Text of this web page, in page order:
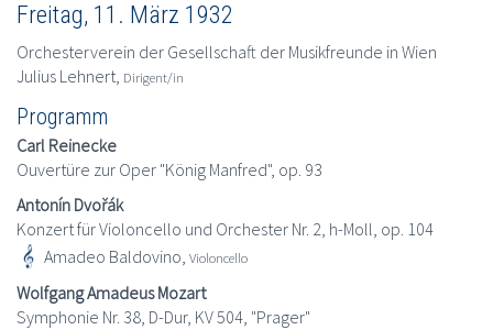
Freitag, 11. März 1932
Orchesterverein der Gesellschaft der Musikfreunde in Wien
Julius Lehnert, Dirigent/in
Programm
Carl Reinecke
Ouvertüre zur Oper "König Manfred", op. 93
Antonín Dvořák
Konzert für Violoncello und Orchester Nr. 2, h-Moll, op. 104
Amadeo Baldovino, Violoncello
Wolfgang Amadeus Mozart
Symphonie Nr. 38, D-Dur, KV 504, "Prager"